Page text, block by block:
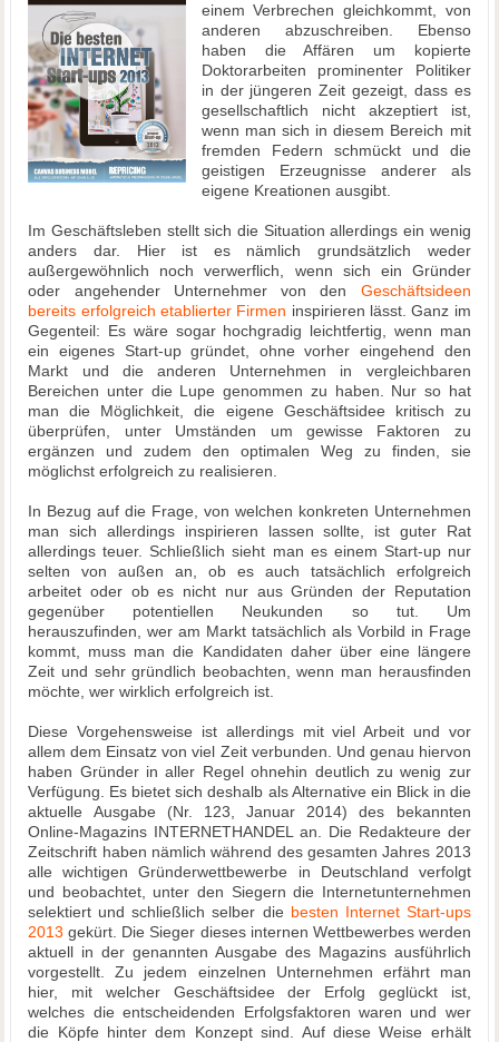
einem Verbrechen gleichkommt, von
anderen abzuschreiben. Ebenso
haben die Affären um kopierte
Doktorarbeiten prominenter Politiker
in der jüngeren Zeit gezeigt, dass es
gesellschaftlich nicht akzeptiert ist,
wenn man sich in diesem Bereich mit
fremden Federn schmückt und die
geistigen Erzeugnisse anderer als
eigene Kreationen ausgibt.
Im Geschäftsleben stellt sich die Situation allerdings ein wenig
anders dar. Hier ist es nämlich grundsätzlich weder
außergewöhnlich noch verwerflich, wenn sich ein Gründer
oder angehender Unternehmer von den Geschäftsideen
bereits erfolgreich etablierter Firmen inspirieren lässt. Ganz im
Gegenteil: Es wäre sogar hochgradig leichtfertig, wenn man
ein eigenes Start-up gründet, ohne vorher eingehend den
Markt und die anderen Unternehmen in vergleichbaren
Bereichen unter die Lupe genommen zu haben. Nur so hat
man die Möglichkeit, die eigene Geschäftsidee kritisch zu
überprüfen, unter Umständen um gewisse Faktoren zu
ergänzen und zudem den optimalen Weg zu finden, sie
möglichst erfolgreich zu realisieren.
In Bezug auf die Frage, von welchen konkreten Unternehmen
man sich allerdings inspirieren lassen sollte, ist guter Rat
allerdings teuer. Schließlich sieht man es einem Start-up nur
selten von außen an, ob es auch tatsächlich erfolgreich
arbeitet oder ob es nicht nur aus Gründen der Reputation
gegenüber potentiellen Neukunden so tut. Um
herauszufinden, wer am Markt tatsächlich als Vorbild in Frage
kommt, muss man die Kandidaten daher über eine längere
Zeit und sehr gründlich beobachten, wenn man herausfinden
möchte, wer wirklich erfolgreich ist.
Diese Vorgehensweise ist allerdings mit viel Arbeit und vor
allem dem Einsatz von viel Zeit verbunden. Und genau hiervon
haben Gründer in aller Regel ohnehin deutlich zu wenig zur
Verfügung. Es bietet sich deshalb als Alternative ein Blick in die
aktuelle Ausgabe (Nr. 123, Januar 2014) des bekannten
Online-Magazins INTERNETHANDEL an. Die Redakteure der
Zeitschrift haben nämlich während des gesamten Jahres 2013
alle wichtigen Gründerwettbewerbe in Deutschland verfolgt
und beobachtet, unter den Siegern die Internetunternehmen
selektiert und schließlich selber die besten Internet Start-ups
2013 gekürt. Die Sieger dieses internen Wettbewerbes werden
aktuell in der genannten Ausgabe des Magazins ausführlich
vorgestellt. Zu jedem einzelnen Unternehmen erfährt man
hier, mit welcher Geschäftsidee der Erfolg geglückt ist,
welches die entscheidenden Erfolgsfaktoren waren und wer
die Köpfe hinter dem Konzept sind. Auf diese Weise erhält